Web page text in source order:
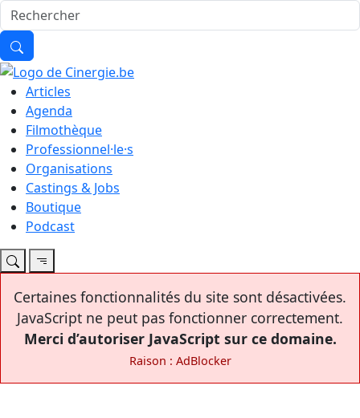
Articles
Agenda
Filmothèque
Professionnel·le·s
Organisations
Castings & Jobs
Boutique
Podcast
Certaines fonctionnalités du site sont désactivées.
JavaScript ne peut pas fonctionner correctement.
Merci d’autoriser JavaScript sur ce domaine.
Raison : AdBlocker